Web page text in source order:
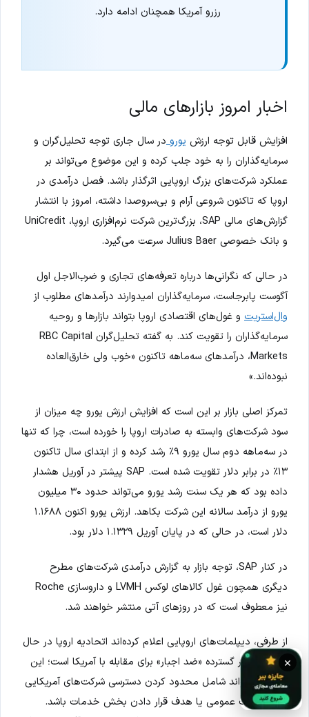
رزرو آمریکا همچنان ادامه دارد.
اخبار امروز بازارهای مالی
افزایش قابل توجه ارزش یورودر سال جاری توجه تحلیل‌گران و
سرمایه‌گذاران را به خود جلب کرده و این موضوع می‌تواند بر
عملکرد شرکت‌های بزرگ اروپایی اثرگذار باشد. فصل درآمدی در
اروپا که تاکنون شروعی آرام و بی‌سروصدا داشته، امروز با انتشار
گزارش‌های مالی SAP، بزرگ‌ترین شرکت نرم‌افزاری اروپا، UniCredit
و بانک خصوصی Julius Baer سرعت می‌گیرد.
در حالی که نگرانی‌ها درباره تعرفه‌های تجاری و ضرب‌الاجل اول
آگوست پابرجاست، سرمایه‌گذاران امیدوارند درآمدهای مطلوب از
وال‌استریت و غول‌های اقتصادی اروپا بتواند بازارها و روحیه
سرمایه‌گذاران را تقویت کند. به گفته تحلیل‌گران RBC Capital
Markets، درآمدهای سه‌ماهه تاکنون «خوب ولی خارق‌العاده
نبوده‌اند.»
تمرکز اصلی بازار بر این است که افزایش ارزش یورو چه میزان از
سود شرکت‌های وابسته به صادرات اروپا را خورده است، چرا که تنها
در سه‌ماهه دوم سال یورو ۹٪ رشد کرده و از ابتدای سال تاکنون
۱۳٪ در برابر دلار تقویت شده است. SAP پیشتر در آوریل هشدار
داده بود که هر یک سنت رشد یورو می‌تواند حدود ۳۰ میلیون
یورو از درآمد سالانه این شرکت بکاهد. ارزش یورو اکنون ۱.۱۶۸۸
دلار است، در حالی که در پایان آوریل ۱.۱۳۲۹ دلار بود.
در کنار SAP، توجه بازار به گزارش درآمدی شرکت‌های مطرح
دیگری همچون غول کالاهای لوکس LVMH و داروسازی Roche
نیز معطوف است که در روزهای آتی منتشر خواهند شد.
از طرفی، دیپلمات‌های اروپایی اعلام کرده‌اند اتحادیه اروپا در حال
بررسی تدابیر گسترده «ضد اجبار» برای مقابله با آمریکا است؛ این
تدابیر می‌تواند شامل محدود کردن دسترسی شرکت‌های آمریکایی
به مناقصات عمومی یا هدف قرار دادن بخش خدمات باشد.
×